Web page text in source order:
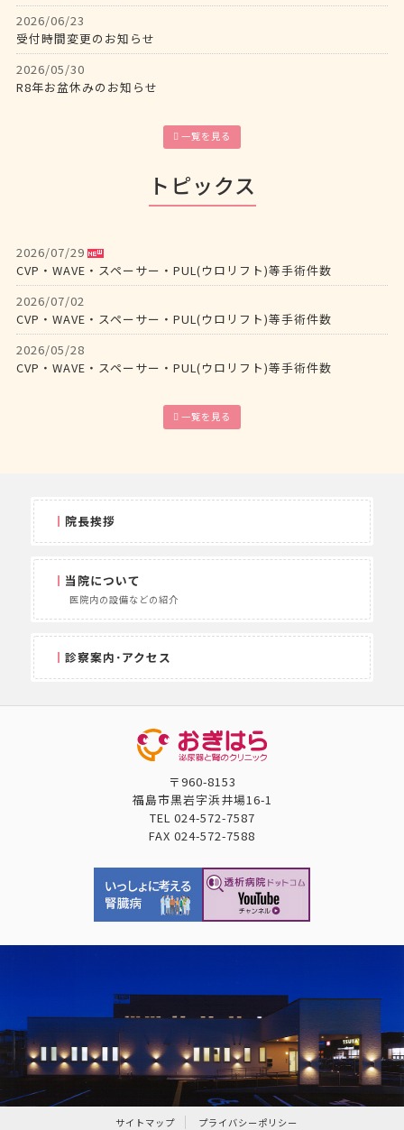
2026/06/23
受付時間変更のお知らせ
2026/05/30
R8年お盆休みのお知らせ
2026/02/27
外来診療時間変更のお知らせ
2026/02/18
休診のお知らせ
2026/02/04
外来診療時間変更のお知らせ
2月診療担当変更のお知らせ
一覧を見る
トピックス
2026/07/29
CVP・WAVE・スペーサー・PUL(ウロリフト)等手術件数
2026/07/02
CVP・WAVE・スペーサー・PUL(ウロリフト)等手術件数
2026/05/28
CVP・WAVE・スペーサー・PUL(ウロリフト)等手術件数
当院における前立腺生検について
CVP・WAVE・スペーサー・PUL(ウロリフト)等手術件数
2026/04/13
経尿道的前立腺吊り上げ術(PUL)認定証取得！！
2026/04/13
経尿道的前立腺吊り上げ術(PUL ウロリフト)導入のお知らせ
2026/03/31
CVP・WAVE・スペーサー・PUL(ウロリフト)等手術件数
CVP・WAVE・スペーサー・PUL(ウロリフト)等手術件数
一覧を見る
院長挨拶
当院について
医院内の設備などの紹介
診察案内･アクセス
〒960-8153
福島市黒岩字浜井場16-1
TEL 024-572-7587
FAX 024-572-7588
サイトマップ プライバシーポリシー